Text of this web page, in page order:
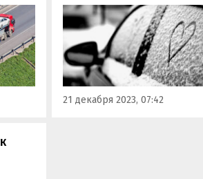
из
автомобиль в любой
автолюбителям рассказал
беседе с телеканалом «360»
вице-президент
Национального союза
автомобилистов Ян
21 декабря 2023, 07:42